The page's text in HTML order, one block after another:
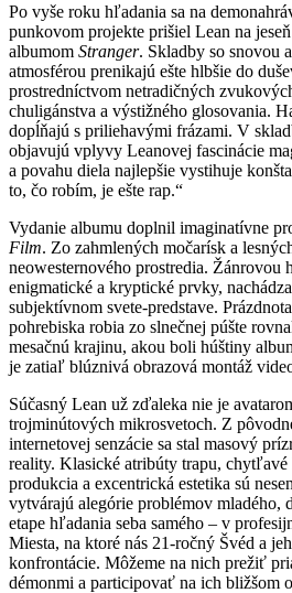
Po vyše roku hľadania sa na
punkovom projekte prišiel Lean na
albumom Stranger. Skladby so snovou
atmosférou prenikajú ešte hlbšie do
prostredníctvom netradičných
chuligánstva a výstižného glosovania.
dopĺňajú s priliehavými frázami. V
objavujú vplyvy Leanovej fascinácie
a povahu diela najlepšie vystihuje
to, čo robím, je ešte rap.“
Vydanie albumu doplnil imaginatívne
Film. Zo zahmlených močarísk a
neowesternového prostredia. Žánrovou
enigmatické a kryptické prvky,
subjektívnom svete-predstave.
pohrebiska robia zo slnečnej púšte
mesačnú krajinu, akou boli húštiny
je zatiaľ blúznivá obrazová montáž
Súčasný Lean už zďaleka nie je
trojminútových mikrosvetoch. Z
internetovej senzácie sa stal masový
reality. Klasické atribúty trapu, chytľavé
produkcia a excentrická estetika sú
vytvárajú alegórie problémov mladého,
etape hľadania seba samého – v
Miesta, na ktoré nás 21-ročný Švéd a
konfrontácie. Môžeme na nich prežiť
démonmi a participovať na ich bližšom